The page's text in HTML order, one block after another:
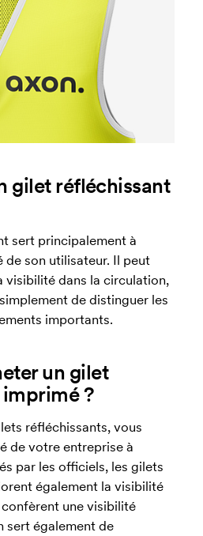
gilet réfléchissant
sert principalement à
son utilisateur. Il peut
visibilité dans la circulation,
de distinguer les
importants.
un gilet
?
réfléchissants, vous
de votre entreprise à
par les officiels, les gilets
également la visibilité
une visibilité
sert également de